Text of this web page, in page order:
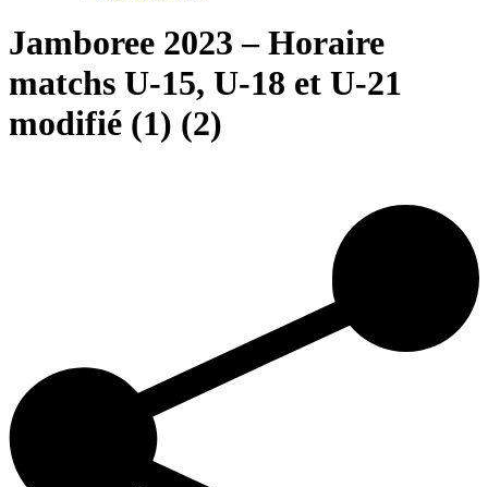
Jamboree 2023 – Horaire
matchs U-15, U-18 et U-21
modifié (1) (2)